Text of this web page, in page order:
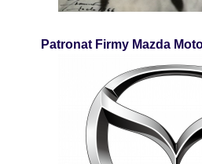
Patronat Firmy Mazda